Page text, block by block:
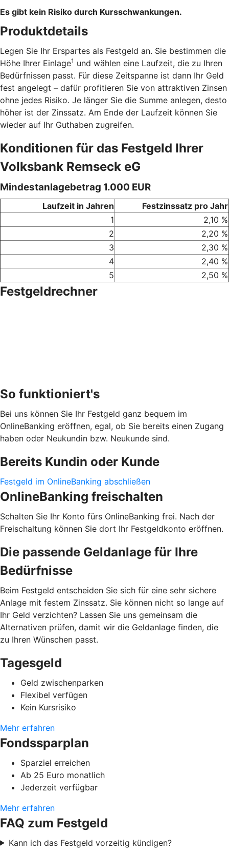
Es gibt kein Risiko durch Kursschwankungen.
Produktdetails
Legen Sie Ihr Erspartes als Festgeld an. Sie bestimmen die
Höhe Ihrer Einlage1 und wählen eine Laufzeit, die zu Ihren
Bedürfnissen passt. Für diese Zeitspanne ist dann Ihr Geld
fest angelegt – dafür profitieren Sie von attraktiven Zinsen
ohne jedes Risiko. Je länger Sie die Summe anlegen, desto
höher ist der Zinssatz. Am Ende der Laufzeit können Sie
wieder auf Ihr Guthaben zugreifen.
Konditionen für das Festgeld Ihrer
Volksbank Remseck eG
Mindestanlagebetrag 1.000 EUR
Laufzeit in Jahren
Festzinssatz pro Jahr
1
2,10 %
2
2,20 %
3
2,30 %
4
2,40 %
5
2,50 %
Festgeldrechner
So funktioniert's
Bei uns können Sie Ihr Festgeld ganz bequem im
OnlineBanking eröffnen, egal, ob Sie bereits einen Zugang
haben oder Neukundin bzw. Neukunde sind.
Bereits Kundin oder Kunde
Festgeld im OnlineBanking abschließen
OnlineBanking freischalten
Schalten Sie Ihr Konto fürs OnlineBanking frei. Nach der
Freischaltung können Sie dort Ihr Festgeldkonto eröffnen.
Die passende Geldanlage für Ihre
Bedürfnisse
Beim Festgeld entscheiden Sie sich für eine sehr sichere
Anlage mit festem Zinssatz. Sie können nicht so lange auf
Ihr Geld verzichten? Lassen Sie uns gemeinsam die
Alternativen prüfen, damit wir die Geldanlage finden, die
zu Ihren Wünschen passt.
Tagesgeld
Geld zwischenparken
Flexibel verfügen
Kein Kursrisiko
Mehr erfahren
Fondssparplan
Sparziel erreichen
Ab 25 Euro monatlich
Jederzeit verfügbar
Mehr erfahren
FAQ zum Festgeld
Kann ich das Festgeld vorzeitig kündigen?